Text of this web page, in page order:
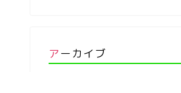
アーカイブ